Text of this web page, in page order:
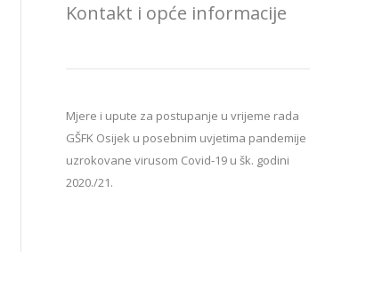
Kontakt i opće informacije
Mjere i upute za postupanje u vrijeme rada
GŠFK Osijek u posebnim uvjetima pandemije
uzrokovane virusom Covid-19 u šk. godini
2020./21.